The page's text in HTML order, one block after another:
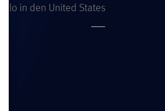
Hello in den United States